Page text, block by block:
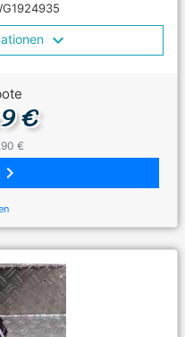
€
€
keyboard_arrow_right